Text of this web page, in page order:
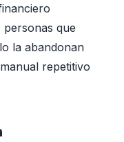
personas que
la abandonan
repetitivo